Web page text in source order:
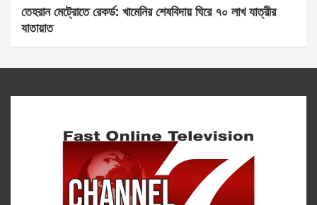
তেহরান মেট্রোতে রেকর্ড: খামেনির শেষবিদায় ঘিরে ৭০ লাখ যাত্রীর
যাতায়াত